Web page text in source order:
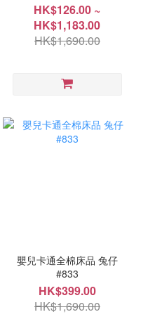
HK$126.00 ~
HK$1,183.00
HK$1,690.00
嬰兒卡通全棉床品 兔仔
#833
HK$399.00
HK$1,690.00